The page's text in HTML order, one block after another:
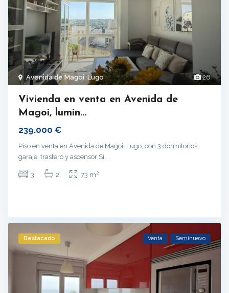
26
Avenida de Magoi ,Lugo
Vivienda en venta en Avenida de
Magoi, lumin...
239.000 €
Piso en venta en Avenida de Magoi, Lugo, con 3 dormitorios,
garaje, trastero y ascensor Si
3 2 73 m2
Destacado Venta Seminuevo